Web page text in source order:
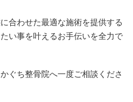
合わせた最適な施術を提供する
い事を叶えるお手伝いを全力で
ぐち整骨院へ一度ご相談くださ